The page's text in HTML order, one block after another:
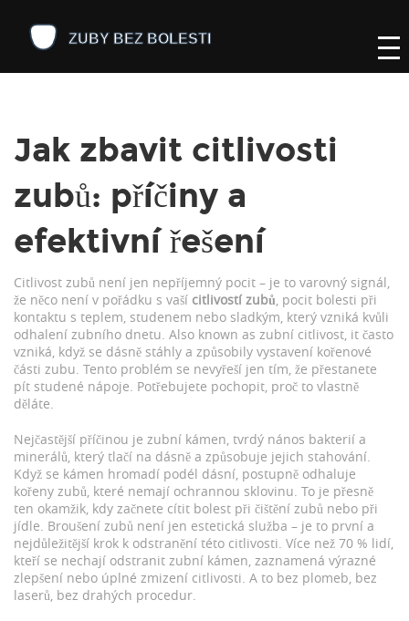
Jak zbavit citlivosti
zubů: příčiny a
efektivní řešení
Citlivost zubů není jen nepříjemný pocit – je to varovný signál,
že něco není v pořádku s vaší citlivostí zubů, pocit bolesti při
kontaktu s teplem, studenem nebo sladkým, který vzniká kvůli
odhalení zubního dnetu. Also known as zubní citlivost, it často
vzniká, když se dásně stáhly a způsobily vystavení kořenové
části zubu. Tento problém se nevyřeší jen tím, že přestanete
pít studené nápoje. Potřebujete pochopit, proč to vlastně
děláte.
Nejčastější příčinou je zubní kámen, tvrdý nános bakterií a
minerálů, který tlačí na dásně a způsobuje jejich stahování.
Když se kámen hromadí podél dásní, postupně odhaluje
kořeny zubů, které nemají ochrannou sklovinu. To je přesně
ten okamžik, kdy začnete cítit bolest při čištění zubů nebo při
jídle. Broušení zubů není jen estetická služba – je to první a
nejdůležitější krok k odstranění této citlivosti. Více než 70 % lidí,
kteří se nechají odstranit zubní kámen, zaznamená výrazné
zlepšení nebo úplné zmizení citlivosti. A to bez plomeb, bez
laserů, bez drahých procedur.